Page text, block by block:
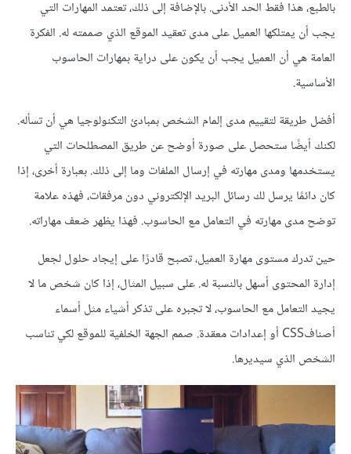
بالطبع، هذا فقط الحد الأدنى. بالإضافة إلى ذلك، تعتمد المهارات التي
يجب أن يمتلكها العميل على مدى تعقيد الموقع الذي صممته له. الفكرة
العامة هي أن العميل يجب أن يكون على دراية بمهارات الحاسوب
الأساسية.
أفضل طريقة لتقييم مدى إلمام الشخص بمبادئ التكنولوجيا هي أن تسأله.
لكنك أيضًا ستحصل على صورة أوضح عن طريق المصطلحات التي
يستخدمها ومدى مهارته في إرسال الملفات وما إلى ذلك. بعبارة أخرى، إذا
كان دائمًا يرسل لك رسائل البريد الإلكتروني دون مرفقات، فهذه علامة
توضح مدى مهارته في التعامل مع الحاسوب. فهذا يظهر ضعف مهاراته.
حين تدرك مستوى مهارة العميل، تصبح قادرًا على إيجاد حلول لجعل
إدارة المحتوى أسهل بالنسبة له. على سبيل المثال، إذا كان شخص ما لا
يجيد التعامل مع الحاسوب، لا تجبره على تذكر أشياء مثل أسماء
أصنافCSS أو إعدادات معقدة. صمم الجهة الخلفية للموقع لكي تناسب
الشخص الذي سيديرها.